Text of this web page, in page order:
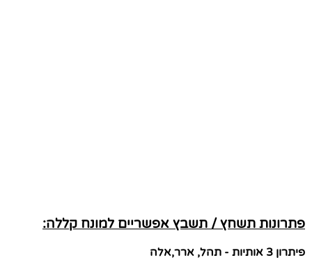
פתרונות תשחץ / תשבץ אפשריים למונח קללה:
פיתרון 3 אותיות - תהל, ארר,אלה